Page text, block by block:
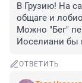
В Грузию! На
общаге и
Можно "Бег"
Иоселиани бы
ОТВЕТИТЬ